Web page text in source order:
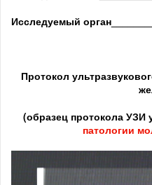
Исследуемый орган
Протокол
(образец протокола УЗИ
патологии